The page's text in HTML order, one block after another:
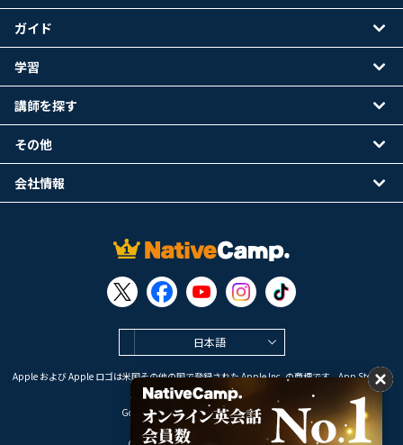
日本語
Apple および Apple ロゴは米国その他の国で登録された Apple Inc. の商標です。App Store は
Apple Inc. のサービスマークです。
Google Play は Google LLC の商標です。
ガイド
学習
講師を探す
その他
会社情報